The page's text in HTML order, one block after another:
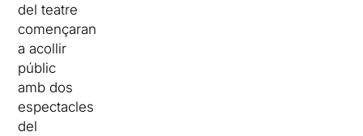
del teatre
començaran
a acollir
públic
amb dos
espectacles
del